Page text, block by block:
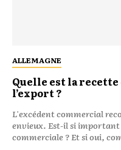
ALLEMAGNE
Quelle est la recette
l’export ?
L'excédent commercial
envieux. Est-il si